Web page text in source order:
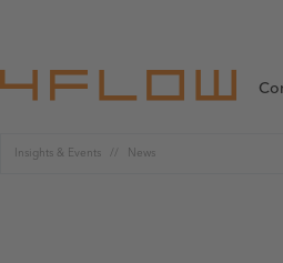
Insights & Events News